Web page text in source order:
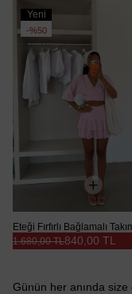
Yeni
Ürün
%50
840,00 TL
1.680,00 TL
Günün her anında